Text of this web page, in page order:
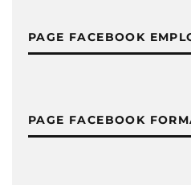
PAGE FACEBOOK
PAGE FACEBOOK